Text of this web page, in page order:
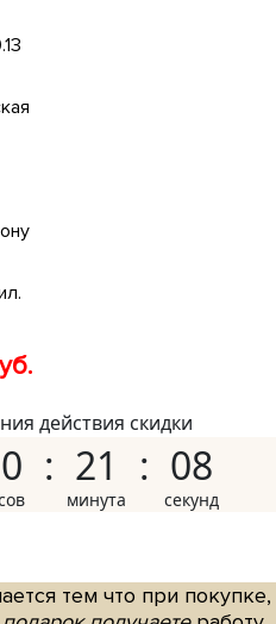
действия скидки
21 07
тем что при покупке,